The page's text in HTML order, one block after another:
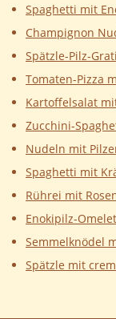
Spaghetti mit
Champignon
Spätzle-Pilz-
Tomaten-Pizza
Kartoffelsalat
Zucchini-
Nudeln mit
Spaghetti mit
Rührei mit
Enokipilz-
Semmelknödel
Spätzle mit